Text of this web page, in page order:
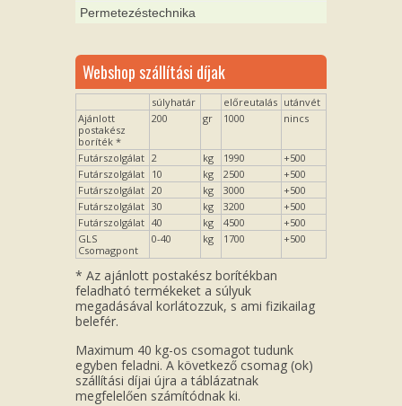
Permetezéstechnika
Webshop szállítási díjak
súlyhatár előreutalás utánvét
Ajánlott
postakész
boríték *
200 gr 1000 nincs
Futárszolgálat 2 kg 1990
+500
Futárszolgálat 10 kg 2500
+500
Futárszolgálat 20 kg 3000
+500
Futárszolgálat 30 kg 3200
+500
Futárszolgálat 40 kg 4500
+500
GLS
Csomagpont
0-40 kg 1700 +500
* Az ajánlott postakész borítékban
feladható termékeket a súlyuk
megadásával korlátozzuk, s ami fizikailag
belefér.
Maximum 40 kg-os csomagot tudunk
egyben feladni. A következő csomag (ok)
szállítási díjai újra a táblázatnak
megfelelően számítódnak ki.